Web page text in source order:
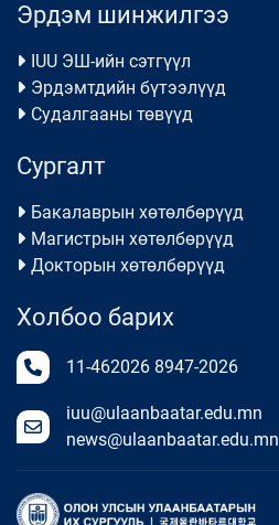
Эрдэм шинжилгээ
IUU ЭШ-ийн сэтгүүл
Эрдэмтдийн бүтээлүүд
Судалгааны төвүүд
Сургалт
Бакалаврын хөтөлбөрүүд
Магистрын хөтөлбөрүүд
Докторын хөтөлбөрүүд
Холбоо барих
11-462026 8947-2026
iuu@ulaanbaatar.edu.mn
news@ulaanbaatar.edu.mn